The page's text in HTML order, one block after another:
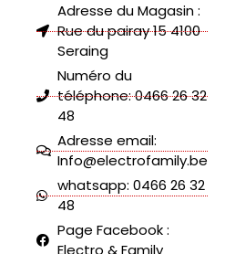
Adresse du Magasin :
Rue du pairay 15 4100
Seraing
Numéro du
téléphone: 0466 26 32
48
Adresse email:
Info@electrofamily.be
whatsapp: 0466 26 32
48
Page Facebook :
Electro & Family